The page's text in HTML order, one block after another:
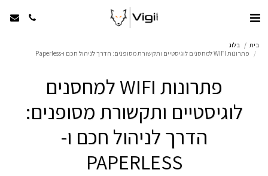
בית
בלוג
פתרונות WIFI למחסנים לוגיסטיים ותקשורת מסופנים: הדרך לניהול חכם ו-Paperless
פתרונות WIFI למחסנים
לוגיסטיים ותקשורת מסופנים:
הדרך לניהול חכם ו-
PAPERLESS